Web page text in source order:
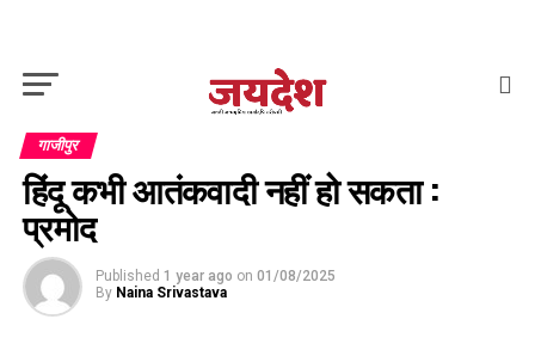
गाजीपुर
हिंदू कभी आतंकवादी नहीं हो सकता :
प्रमोद
Published 1 year ago on 01/08/2025
By Naina Srivastava